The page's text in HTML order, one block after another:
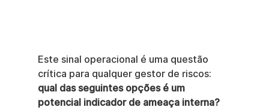
Este sinal operacional é uma questão
crítica para qualquer gestor de riscos:
qual das seguintes opções é um
potencial indicador de ameaça interna?